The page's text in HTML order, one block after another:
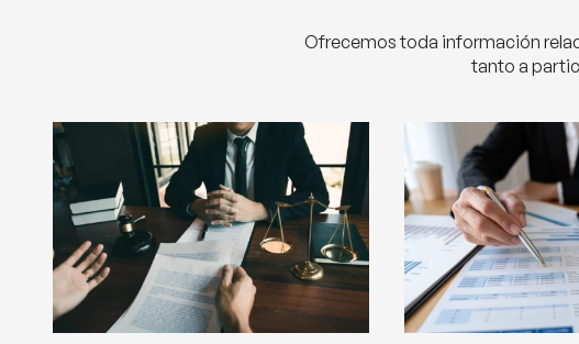
Ofrecemos toda información
tanto a